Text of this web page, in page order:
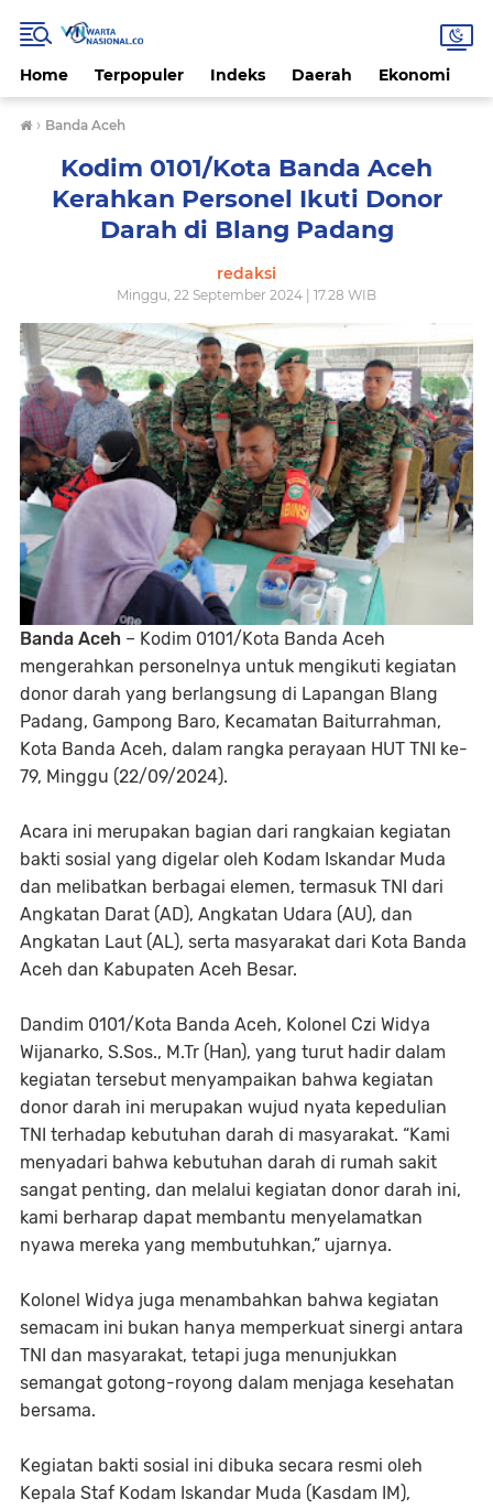
Home Terpopuler Indeks Daerah Ekonomi
› Banda Aceh
Kodim 0101/Kota Banda Aceh
Kerahkan Personel Ikuti Donor
Darah di Blang Padang
redaksi
Minggu, 22 September 2024 | 17.28 WIB
Banda Aceh – Kodim 0101/Kota Banda Aceh
mengerahkan personelnya untuk mengikuti kegiatan
donor darah yang berlangsung di Lapangan Blang
Padang, Gampong Baro, Kecamatan Baiturrahman,
Kota Banda Aceh, dalam rangka perayaan HUT TNI ke-
79, Minggu (22/09/2024).
Acara ini merupakan bagian dari rangkaian kegiatan
bakti sosial yang digelar oleh Kodam Iskandar Muda
dan melibatkan berbagai elemen, termasuk TNI dari
Angkatan Darat (AD), Angkatan Udara (AU), dan
Angkatan Laut (AL), serta masyarakat dari Kota Banda
Aceh dan Kabupaten Aceh Besar.
Dandim 0101/Kota Banda Aceh, Kolonel Czi Widya
Wijanarko, S.Sos., M.Tr (Han), yang turut hadir dalam
kegiatan tersebut menyampaikan bahwa kegiatan
donor darah ini merupakan wujud nyata kepedulian
TNI terhadap kebutuhan darah di masyarakat. “Kami
menyadari bahwa kebutuhan darah di rumah sakit
sangat penting, dan melalui kegiatan donor darah ini,
kami berharap dapat membantu menyelamatkan
nyawa mereka yang membutuhkan,” ujarnya.
Kolonel Widya juga menambahkan bahwa kegiatan
semacam ini bukan hanya memperkuat sinergi antara
TNI dan masyarakat, tetapi juga menunjukkan
semangat gotong-royong dalam menjaga kesehatan
bersama.
Kegiatan bakti sosial ini dibuka secara resmi oleh
Kepala Staf Kodam Iskandar Muda (Kasdam IM),